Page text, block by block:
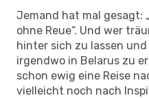
Jemand hat mal gesagt:
ohne Reue“. Und wer
hinter sich zu lassen
irgendwo in Belarus zu
schon ewig eine Reise
vielleicht noch nach